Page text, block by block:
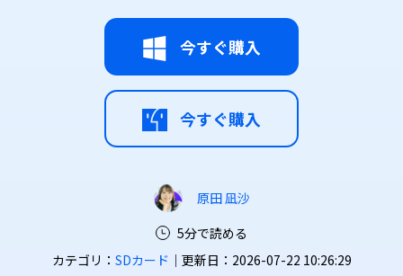
今すぐ購入
今すぐ購入
原田 凪沙
5分で読める
カテゴリ： SDカード ｜更新日：2026-07-22 10:26:29